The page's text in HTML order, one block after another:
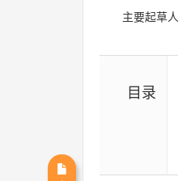
主要起草人
目录